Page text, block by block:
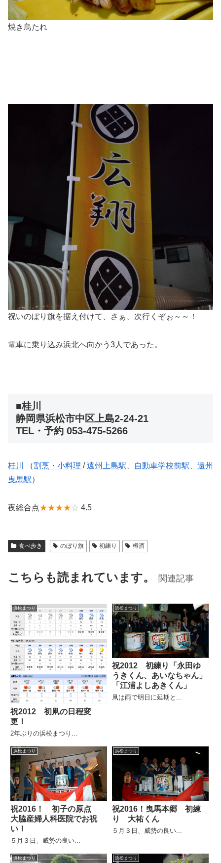
焼き鳥たれ
祝いのぼり旗を据え付けて、さぁ、次行くぞぉ～～！
電車に乗り込み浜北へ向かう3人であった。
■桂川
静岡県浜松市中区上島2-24-21
TEL・予約 053-475-5266
桂川 （割烹・小料理 /遠州上島駅 自動車学校前駅
遠州
曳馬駅）
夜総合点★★★★☆ 4.5
食べ歩き のぼり旗 初練り 樽酒
こちらも読まれています。 関連記事
浜松まつり
祝2012 初凧の日程変
更！
2年ぶりの浜松まつり...
浜松まつり
祝2012 初練り「永田ゆ
うきくん、あいなちゃん」
「江浦よしあきくん」
凧は雨で明日に延期と...
浜松まつり
祝2016！ 初子の原点
大脇産婦人科医院でお祝
い！
５月３日、威勢の良い...
浜松まつり
祝2016！曳馬本郷 初練
り 大祐くん
５月３日、威勢の良い...
浜松まつり 浜松まつり